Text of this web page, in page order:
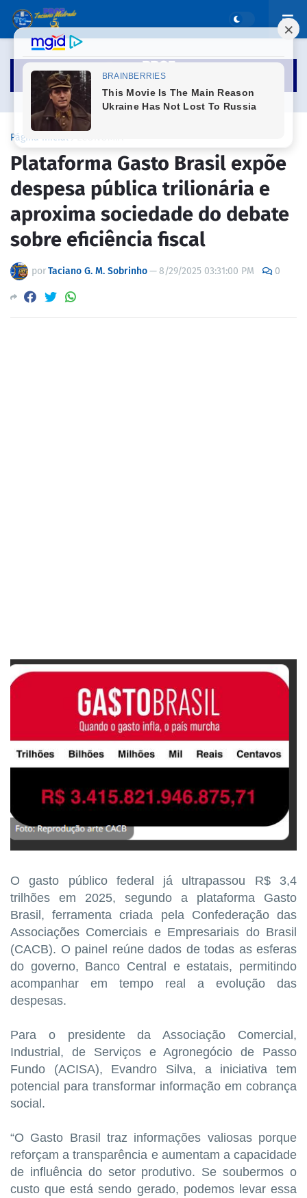
Página inicial
Plataforma Gasto Brasil expõe
despesa pública trilionária e
aproxima sociedade do debate
sobre eficiência fiscal
porTaciano G. M. Sobrinho—8/29/2025 03:31:00 PM 0
O gasto público federal já ultrapassou R$ 3,4
trilhões em 2025, segundo a plataforma Gasto
Brasil, ferramenta criada pela Confederação das
Associações Comerciais e Empresariais do Brasil
(CACB). O painel reúne dados de todas as esferas
do governo, Banco Central e estatais, permitindo
acompanhar em tempo real a evolução das
despesas.
Para o presidente da Associação Comercial,
Industrial, de Serviços e Agronegócio de Passo
Fundo (ACISA), Evandro Silva, a iniciativa tem
potencial para transformar informação em cobrança
social.
“O Gasto Brasil traz informações valiosas porque
reforçam a transparência e aumentam a capacidade
de influência do setor produtivo. Se soubermos o
custo que está sendo gerado, podemos levar essa